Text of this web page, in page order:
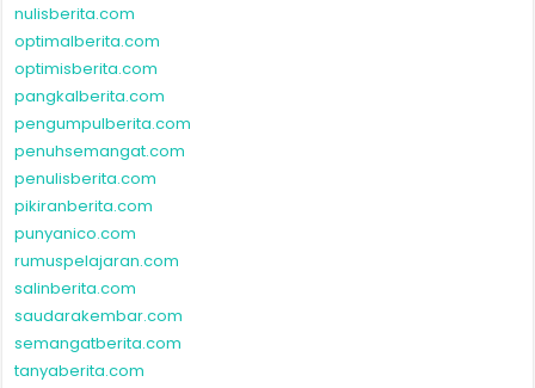
nulisberita.com
optimalberita.com
optimisberita.com
pangkalberita.com
pengumpulberita.com
penuhsemangat.com
penulisberita.com
pikiranberita.com
punyanico.com
rumuspelajaran.com
salinberita.com
saudarakembar.com
semangatberita.com
tanyaberita.com